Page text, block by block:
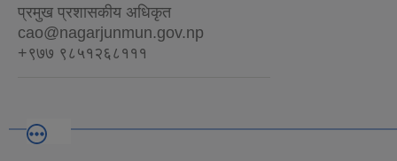
प्रमुख प्रशासकीय अधिकृत
cao@nagarjunmun.gov.np
+९७७ ९८५१२६८१११